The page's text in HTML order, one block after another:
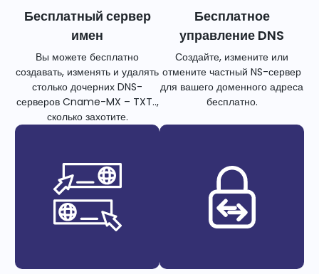
Бесплатный сервер
имен
Вы можете бесплатно
создавать, изменять и удалять
столько дочерних DNS-
серверов Cname-MX – TXT..,
сколько захотите.
Бесплатное
управление DNS
Создайте, измените или
отмените частный NS-сервер
для вашего доменного адреса
бесплатно.